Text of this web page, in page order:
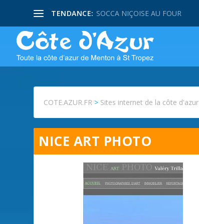
TENDANCE: SOCCA NIÇOISE AU FOUR
COTE.AZUR.FR > Sites internet de la côte d'azur
NICE ART PHOTO